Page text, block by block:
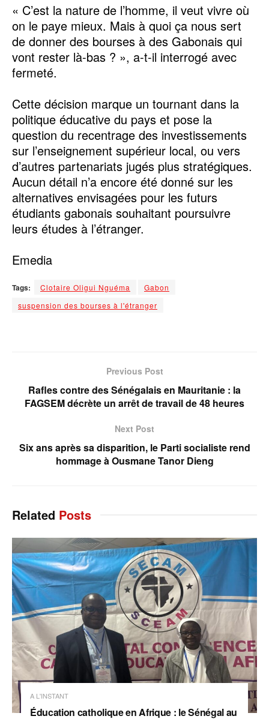
« C’est la nature de l’homme, il veut vivre où
on le paye mieux. Mais à quoi ça nous sert
de donner des bourses à des Gabonais qui
vont rester là-bas ? », a-t-il interrogé avec
fermeté.
Cette décision marque un tournant dans la
politique éducative du pays et pose la
question du recentrage des investissements
sur l’enseignement supérieur local, ou vers
d’autres partenariats jugés plus stratégiques.
Aucun détail n’a encore été donné sur les
alternatives envisagées pour les futurs
étudiants gabonais souhaitant poursuivre
leurs études à l’étranger.
Emedia
Tags: Clotaire Oligui Nguéma
Gabon
suspension des bourses à l'étranger
Previous Post
Rafles contre des Sénégalais en Mauritanie : la
FAGSEM décrète un arrêt de travail de 48 heures
Next Post
Six ans après sa disparition, le Parti socialiste rend
hommage à Ousmane Tanor Dieng
Related Posts
A L'INSTANT
Éducation catholique en Afrique : le Sénégal au